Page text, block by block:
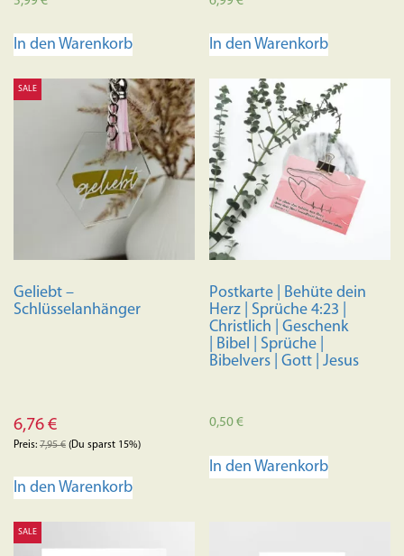
In den Warenkorb In den Warenkorb
SALE
Geliebt –
Schlüsselanhänger
6,76 €
Preis: 7,95€ (Du sparst 15%)
In den Warenkorb
Postkarte | Behüte dein
Herz | Sprüche 4:23 |
Christlich | Geschenk
| Bibel | Sprüche |
Bibelvers | Gott | Jesus
0,50€
In den Warenkorb
SALE